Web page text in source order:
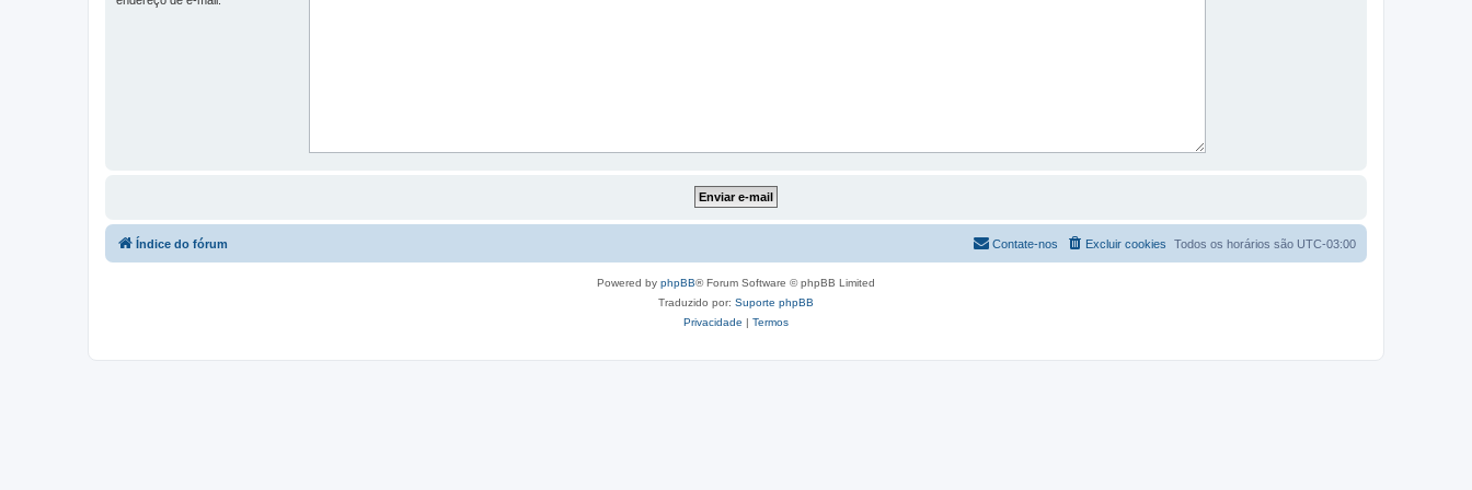
Índice do fórum Todos os horários são UTC-03:00
Excluir cookies
Contate-nos
Powered by phpBB® Forum Software © phpBB Limited
Traduzido por: Suporte phpBB
Privacidade | Termos